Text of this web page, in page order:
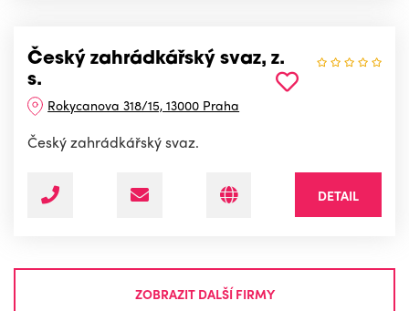
Český zahrádkářský svaz, z.
s.
Rokycanova 318/15, 13000 Praha
Český zahrádkářský svaz.
DETAIL
ZOBRAZIT DALŠÍ FIRMY